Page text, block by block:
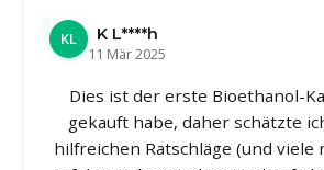
KL
K L****h
11 Mär 2025
Dies ist der erste Bioethanol-
gekauft habe, daher schätzte
hilfreichen Ratschläge (und viele